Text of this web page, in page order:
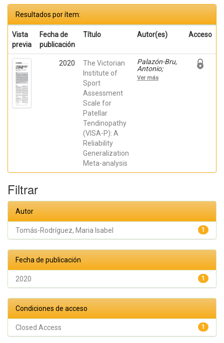
Resultados por ítem:
Vista
previa
Fecha de
publicación
Título Autor(es) Acceso
2020
The Victorian
Institute of
Sport
Assessment
Scale for
Patellar
Tendinopathy
(VISA-P): A
Reliability
Generalization
Meta-analysis
Palazón-Bru,
Antonio;
Tomás-
Rodríguez,
Ver más
Filtrar
Autor
1
Tomás-Rodríguez, Maria Isabel
Fecha de publicación
1
2020
Condiciones de acceso
1
Closed Access